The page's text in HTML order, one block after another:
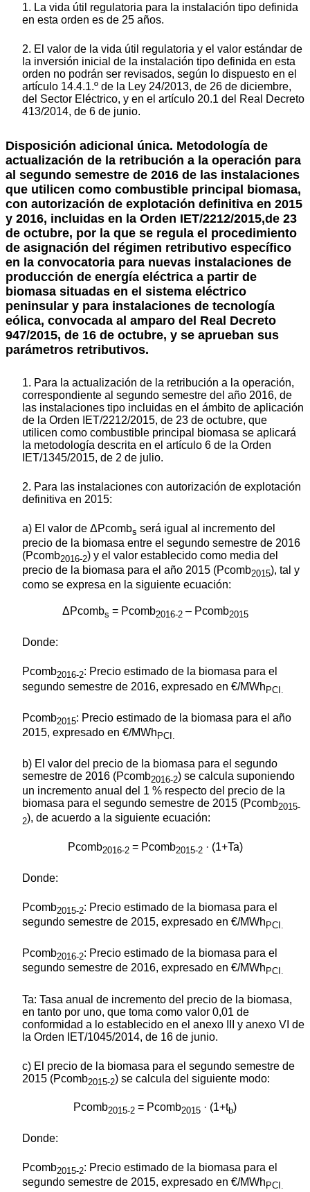
1. La vida útil regulatoria para la instalación tipo definida
en esta orden es de 25 años.
2. El valor de la vida útil regulatoria y el valor estándar de
la inversión inicial de la instalación tipo definida en esta
orden no podrán ser revisados, según lo dispuesto en el
artículo 14.4.1.º de la Ley 24/2013, de 26 de diciembre,
del Sector Eléctrico, y en el artículo 20.1 del Real Decreto
413/2014, de 6 de junio.
Disposición adicional única. Metodología de
actualización de la retribución a la operación para
al segundo semestre de 2016 de las instalaciones
que utilicen como combustible principal biomasa,
con autorización de explotación definitiva en 2015
y 2016, incluidas en la Orden IET/2212/2015,de 23
de octubre, por la que se regula el procedimiento
de asignación del régimen retributivo específico
en la convocatoria para nuevas instalaciones de
producción de energía eléctrica a partir de
biomasa situadas en el sistema eléctrico
peninsular y para instalaciones de tecnología
eólica, convocada al amparo del Real Decreto
947/2015, de 16 de octubre, y se aprueban sus
parámetros retributivos.
1. Para la actualización de la retribución a la operación,
correspondiente al segundo semestre del año 2016, de
las instalaciones tipo incluidas en el ámbito de aplicación
de la Orden IET/2212/2015, de 23 de octubre, que
utilicen como combustible principal biomasa se aplicará
la metodología descrita en el artículo 6 de la Orden
IET/1345/2015, de 2 de julio.
2. Para las instalaciones con autorización de explotación
definitiva en 2015:
a) El valor de ΔPcombs será igual al incremento del
precio de la biomasa entre el segundo semestre de 2016
(Pcomb2016-2) y el valor establecido como media del
precio de la biomasa para el año 2015 (Pcomb2015), tal y
como se expresa en la siguiente ecuación:
ΔPcombs = Pcomb2016-2– Pcomb2015
Donde:
Pcomb2016-2: Precio estimado de la biomasa para el
segundo semestre de 2016, expresado en €/MWhPCI.
Pcomb2015: Precio estimado de la biomasa para el año
2015, expresado en €/MWh PCI.
b) El valor del precio de la biomasa para el segundo
semestre de 2016 (Pcomb2016-2) se calcula suponiendo
un incremento anual del 1 % respecto del precio de la
biomasa para el segundo semestre de 2015 (Pcomb2015-
2), de acuerdo a la siguiente ecuación:
Pcomb2016-2= Pcomb2015-2· (1+Ta)
Donde:
Pcomb2015-2: Precio estimado de la biomasa para el
segundo semestre de 2015, expresado en €/MWh PCI.
Pcomb2016-2: Precio estimado de la biomasa para el
segundo semestre de 2016, expresado en €/MWh PCI.
Ta: Tasa anual de incremento del precio de la biomasa,
en tanto por uno, que toma como valor 0,01 de
conformidad a lo establecido en el anexo III y anexo VI de
la Orden IET/1045/2014, de 16 de junio.
c) El precio de la biomasa para el segundo semestre de
2015 (Pcomb2015-2) se calcula del siguiente modo:
Pcomb2015-2 = Pcomb2015 · (1+tb)
Donde:
Pcomb2015-2: Precio estimado de la biomasa para el
segundo semestre de 2015, expresado en €/MWh PCI.